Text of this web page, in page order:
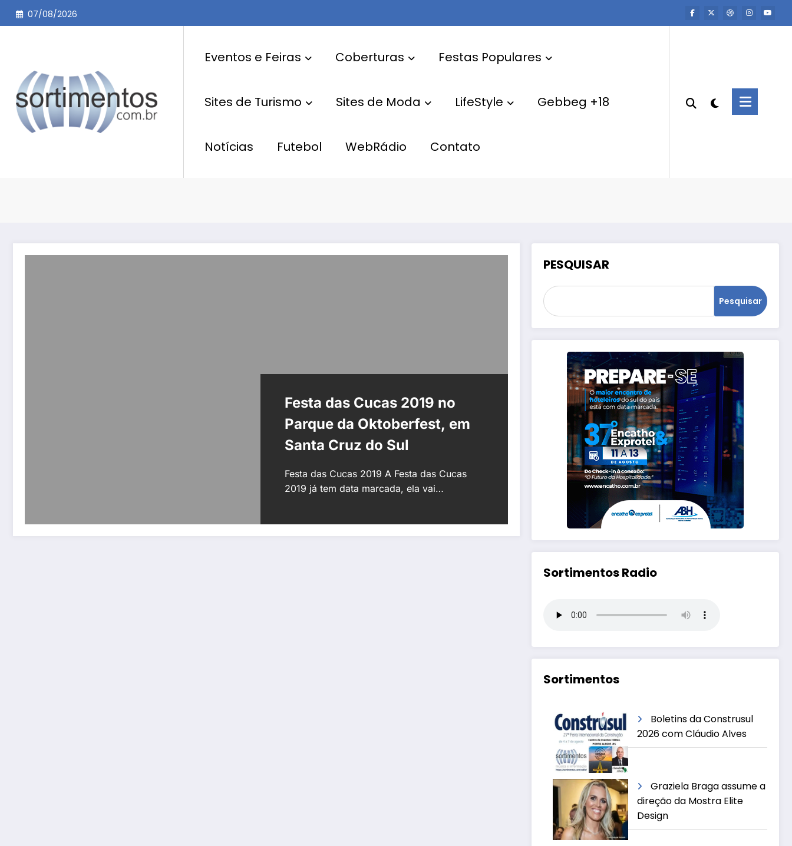
Pular
para
07/08/2026
Eventos e Feiras Coberturas Festas Populares
Sites de Turismo Sites de Moda LifeStyle Gebbeg +18
Notícias Futebol WebRádio Contato
Festa das Cucas 2019 no
Parque da Oktoberfest, em
Santa Cruz do Sul
Festa das Cucas 2019 A Festa das Cucas
2019 já tem data marcada, ela vai…
PESQUISAR
Pesquisar
Sortimentos Radio
Sortimentos
Boletins da Construsul
2026 com Cláudio Alves
Graziela Braga assume a
direção da Mostra Elite
Design